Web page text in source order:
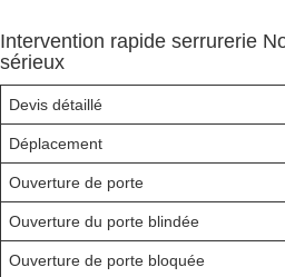
Intervention rapide serrurerie
sérieux
Devis détaillé
Déplacement
Ouverture de porte
Ouverture du porte blindée
Ouverture de porte bloquée